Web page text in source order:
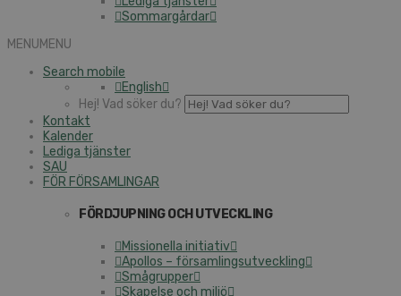
Sommargårdar
MENUMENU
Search mobile
English
Hej! Vad söker du?
Kontakt
Kalender
Lediga tjänster
SAU
FÖR FÖRSAMLINGAR
FÖRDJUPNING OCH UTVECKLING
Missionella initiativ
Apollos – församlingsutveckling
Smågrupper
Skapelse och miljö